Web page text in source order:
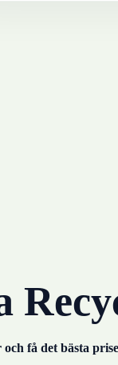
och få det bästa